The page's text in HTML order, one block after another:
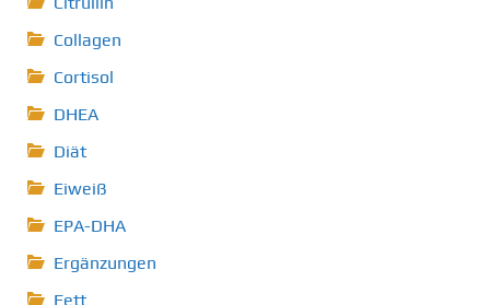
Collagen
Cortisol
DHEA
Diät
Eiweiß
EPA-DHA
Ergänzungen
Fett